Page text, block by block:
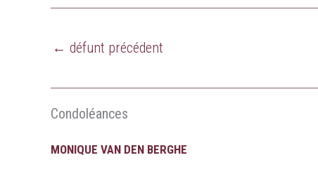
← défunt précédent
Condoléances
MONIQUE VAN DEN BERGHE